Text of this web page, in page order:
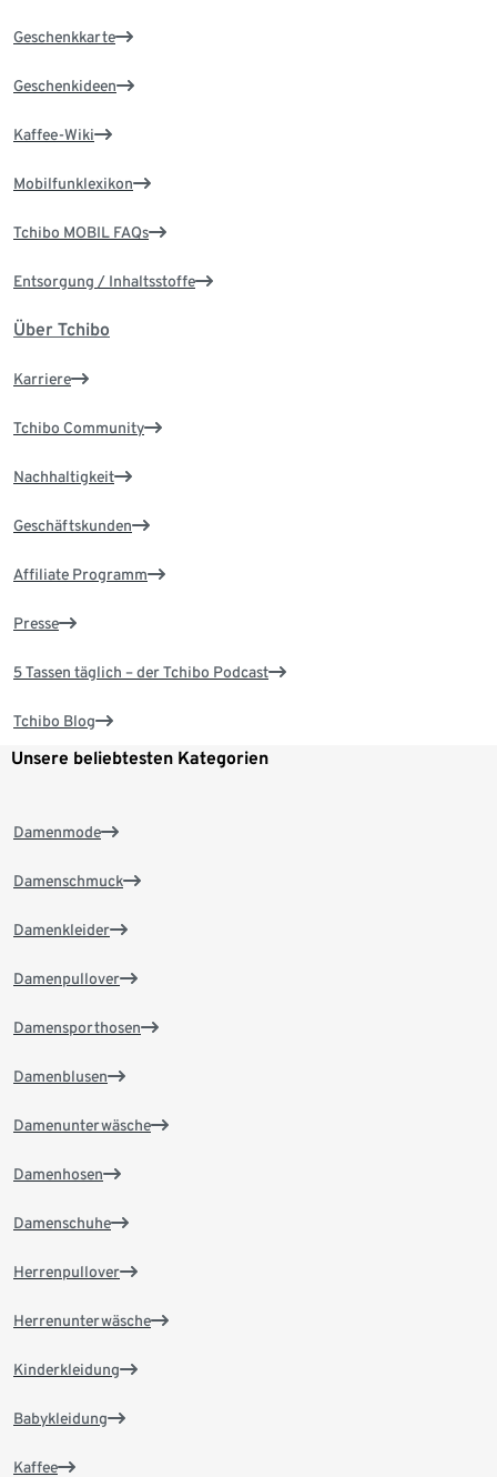
Geschenkkarte
Geschenkideen
Kaffee-Wiki
Mobilfunklexikon
Tchibo MOBIL FAQs
Entsorgung / Inhaltsstoffe
Über Tchibo
Karriere
Tchibo Community
Nachhaltigkeit
Geschäftskunden
Affiliate Programm
Presse
5 Tassen täglich – der Tchibo Podcast
Tchibo Blog
Unsere beliebtesten Kategorien
Damenmode
Damenschmuck
Damenkleider
Damenpullover
Damensporthosen
Damenblusen
Damenunterwäsche
Damenhosen
Damenschuhe
Herrenpullover
Herrenunterwäsche
Kinderkleidung
Babykleidung
Kaffee